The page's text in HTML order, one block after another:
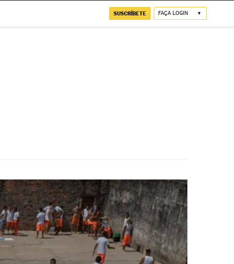
SUSCRÍBETE FAÇA LOGIN